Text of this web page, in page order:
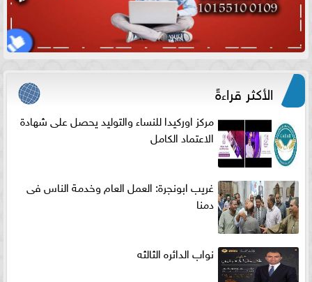
الأكثر قراءةً
مركز اوركيدا للنساء والتوليد يحصل على شهادة
الاعتماد الكامل
غريب ابونجرة: العمل العام وخدمة الناس فى
دمنا
نواب الدائره الثالثه